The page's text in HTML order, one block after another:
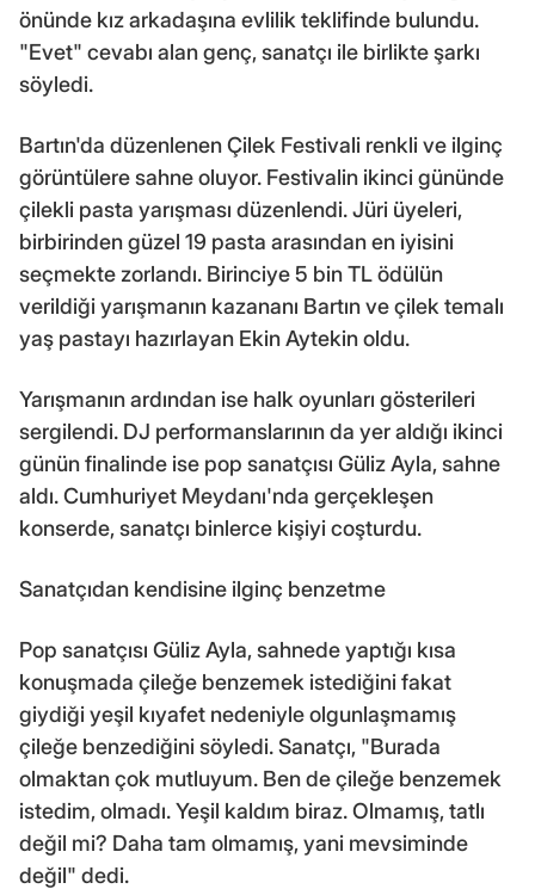
önünde kız arkadaşına evlilik teklifinde bulundu.
"Evet" cevabı alan genç, sanatçı ile birlikte şarkı
söyledi.
Bartın'da düzenlenen Çilek Festivali renkli ve ilginç
görüntülere sahne oluyor. Festivalin ikinci gününde
çilekli pasta yarışması düzenlendi. Jüri üyeleri,
birbirinden güzel 19 pasta arasından en iyisini
seçmekte zorlandı. Birinciye 5 bin TL ödülün
verildiği yarışmanın kazananı Bartın ve çilek temalı
yaş pastayı hazırlayan Ekin Aytekin oldu.
Yarışmanın ardından ise halk oyunları gösterileri
sergilendi. DJ performanslarının da yer aldığı ikinci
günün finalinde ise pop sanatçısı Güliz Ayla, sahne
aldı. Cumhuriyet Meydanı'nda gerçekleşen
konserde, sanatçı binlerce kişiyi coşturdu.
Sanatçıdan kendisine ilginç benzetme
Pop sanatçısı Güliz Ayla, sahnede yaptığı kısa
konuşmada çileğe benzemek istediğini fakat
giydiği yeşil kıyafet nedeniyle olgunlaşmamış
çileğe benzediğini söyledi. Sanatçı, "Burada
olmaktan çok mutluyum. Ben de çileğe benzemek
istedim, olmadı. Yeşil kaldım biraz. Olmamış, tatlı
değil mi? Daha tam olmamış, yani mevsiminde
değil" dedi.